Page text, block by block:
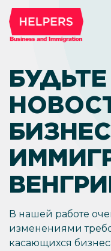
В нашей работе
изменениями
касающихся